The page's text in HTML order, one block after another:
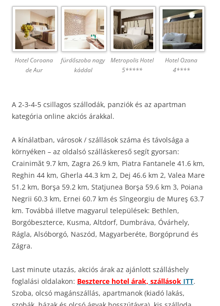
Hotel Coroana
de Aur
fürdőszoba nagy
káddal
Metropolis Hotel
5*****
Hotel Ozana
4****
A 2-3-4-5 csillagos szállodák, panziók és az apartman
kategória online akciós árakkal.
A kínálatban, városok / szállások száma és távolsága a
környéken – az oldalsó szálláskereső segít gyorsan:
Crainimăt 9.7 km, Zagra 26.9 km, Piatra Fantanele 41.6 km,
Reghin 44 km, Gherla 44.3 km 2, Dej 46.6 km 2, Valea Mare
51.2 km, Borşa 59.2 km, Statjunea Borşa 59.6 km 3, Poiana
Negrii 60.3 km, Ernei 60.7 km és Sîngeorgiu de Mureş 63.7
km. Továbbá illetve magyarul települések: Bethlen,
Borgóbeszterce, Kusma, Altdorf, Dumbráva, Óvárhely,
Rágla, Alsóborgó, Naszód, Magyarberéte, Borgóprund és
Zágra.
Last minute utazás, akciós árak az ajánlott szálláshely
foglalási oldalakon: Beszterce hotel árak, szállások ITT.
Szoba, olcsó magánszállás, apartmanok (kiadó lakás,